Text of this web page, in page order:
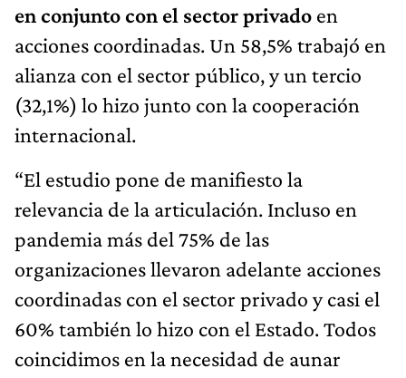
en conjunto con el sector privado en
acciones coordinadas. Un 58,5% trabajó en
alianza con el sector público, y un tercio
(32,1%) lo hizo junto con la cooperación
internacional.
“El estudio pone de manifiesto la
relevancia de la articulación. Incluso en
pandemia más del 75% de las
organizaciones llevaron adelante acciones
coordinadas con el sector privado y casi el
60% también lo hizo con el Estado. Todos
coincidimos en la necesidad de aunar